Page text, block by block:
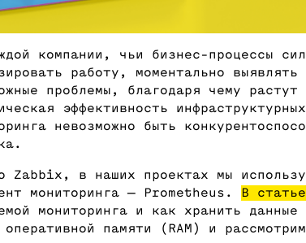
компании, чьи бизнес-процессы
работу, моментально выявлять
проблемы, благодаря чему растут
эффективность
невозможно быть
Zabbix, в наших проектах мы
мониторинга — Prometheus.
В статье
мониторинга и как хранить
памяти (RAM) и